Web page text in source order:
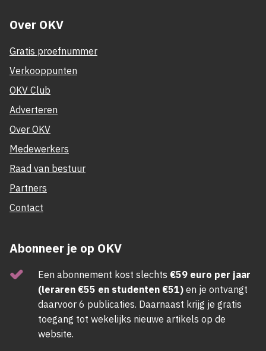
Over OKV
Gratis proefnummer
Verkooppunten
OKV Club
Adverteren
Over OKV
Medewerkers
Raad van bestuur
Partners
Contact
Abonneer je op OKV
Een abonnement kost slechts €59 euro per jaar
(leraren €55 en studenten €51) en je ontvangt
daarvoor 6 publicaties. Daarnaast krijg je gratis
toegang tot wekelijks nieuwe artikels op de
website.